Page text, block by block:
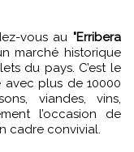
vous au "Erribera
marché historique
du pays. C’est le
avec plus de 10000
viandes, vins,
l’occasion de
cadre convivial.